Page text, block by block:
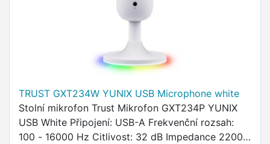
TRUST GXT234W YUNIX USB Microphone white
Stolní mikrofon Trust Mikrofon GXT234P YUNIX
USB White Připojení: USB-A Frekvenční rozsah:
100 - 16000 Hz Citlivost: 32 dB Impedance 2200